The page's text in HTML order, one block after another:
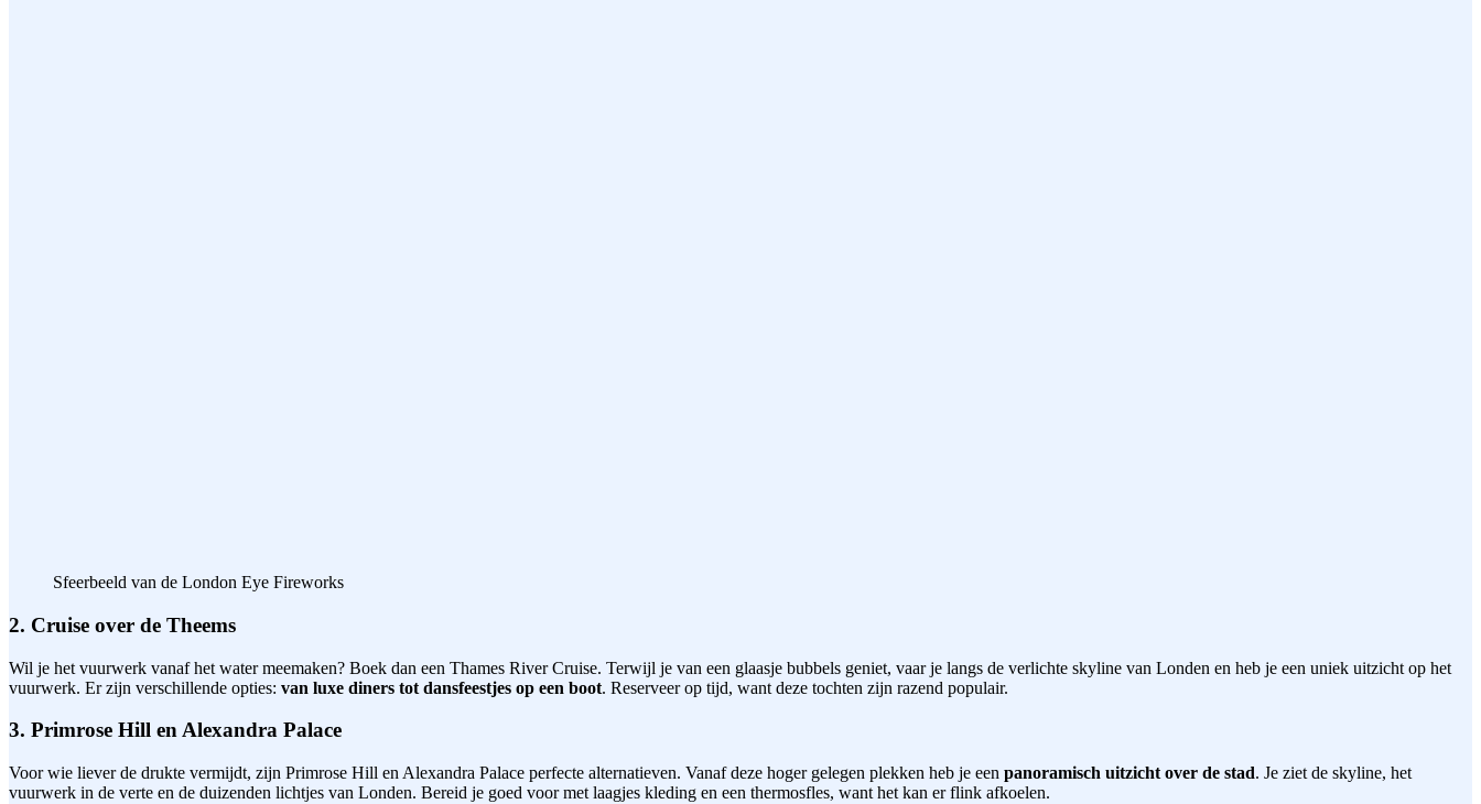
Sfeerbeeld van de London Eye Fireworks
2. Cruise over de Theems
Wil je het vuurwerk vanaf het water meemaken? Boek dan een Thames River Cruise. Terwijl je van een glaasje bubbels geniet, vaar je langs de verlichte skyline van Londen en heb je een uniek uitzicht op het
vuurwerk. Er zijn verschillende opties: van luxe diners tot dansfeestjes op een boot. Reserveer op tijd, want deze tochten zijn razend populair.
3. Primrose Hill en Alexandra Palace
Voor wie liever de drukte vermijdt, zijn Primrose Hill en Alexandra Palace perfecte alternatieven. Vanaf deze hoger gelegen plekken heb je een panoramisch uitzicht over de stad. Je ziet de skyline, het
vuurwerk in de verte en de duizenden lichtjes van Londen. Bereid je goed voor met laagjes kleding en een thermosfles, want het kan er flink afkoelen.